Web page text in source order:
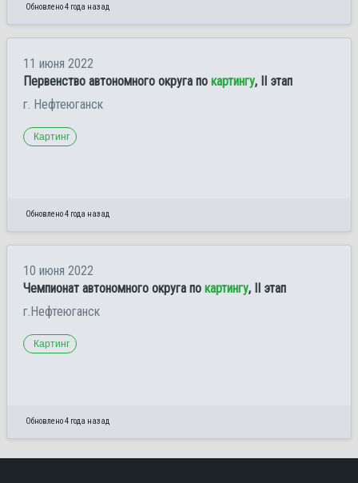
Обновлено 4 года назад
11 июня 2022
Первенство автономного округа по картингу, II этап
г. Нефтеюганск
Картинг
Обновлено 4 года назад
10 июня 2022
Чемпионат автономного округа по картингу, II этап
г.Нефтеюганск
Картинг
Обновлено 4 года назад